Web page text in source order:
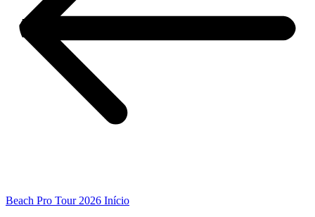
Beach Pro Tour 2026 Início